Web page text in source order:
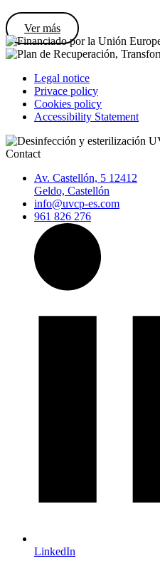
Ver más
Legal notice
Privace policy
Cookies policy
Accessibility Statement
Contact
Av. Castellón, 5 12412
Geldo, Castellón
info@uvcp-es.com
961 826 276
LinkedIn